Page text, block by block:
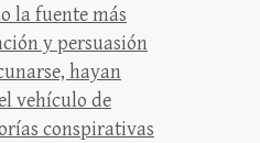
la fuente más
y persuasión
hayan
vehículo de
conspirativas